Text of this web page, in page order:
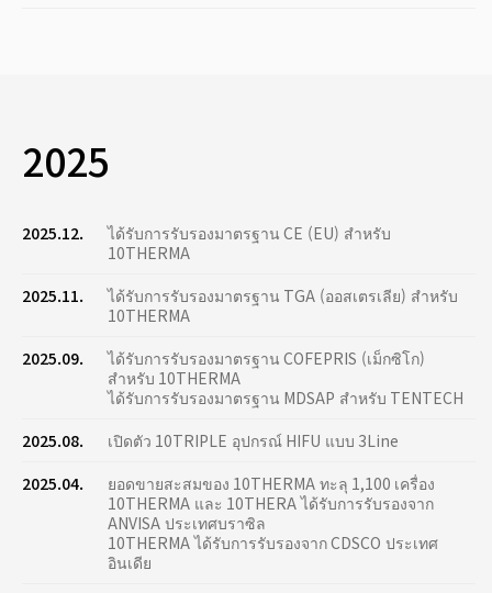
2025
2025.12.
ได้รับการรับรองมาตรฐาน CE (EU) สำหรับ
10THERMA
2025.11.
ได้รับการรับรองมาตรฐาน TGA (ออสเตรเลีย) สำหรับ
10THERMA
2025.09.
ได้รับการรับรองมาตรฐาน COFEPRIS (เม็กซิโก)
สำหรับ 10THERMA
ได้รับการรับรองมาตรฐาน MDSAP สำหรับ TENTECH
2025.08.
เปิดตัว 10TRIPLE อุปกรณ์ HIFU แบบ 3Line
2025.04.
ยอดขายสะสมของ 10THERMA ทะลุ 1,100 เครื่อง
10THERMA และ 10THERA ได้รับการรับรองจาก
ANVISA ประเทศบราซิล
10THERMA ได้รับการรับรองจาก CDSCO ประเทศ
อินเดีย